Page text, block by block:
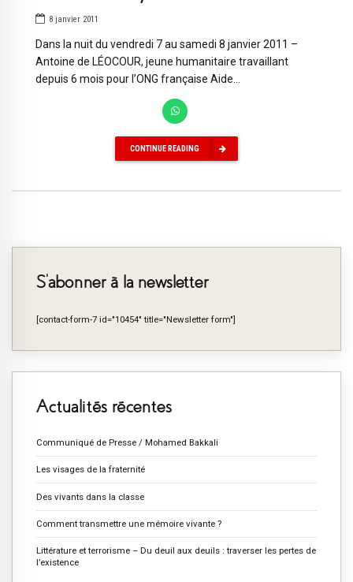
8 janvier 2011
Dans la nuit du vendredi 7 au samedi 8 janvier 2011 –
Antoine de LÉOCOUR, jeune humanitaire travaillant
depuis 6 mois pour l’ONG française Aide...
CONTINUE READING
S’abonner à la newsletter
[contact-form-7 id="10454" title="Newsletter form"]
Actualités récentes
Communiqué de Presse / Mohamed Bakkali
Les visages de la fraternité
Des vivants dans la classe
Comment transmettre une mémoire vivante ?
Littérature et terrorisme – Du deuil aux deuils : traverser les pertes de
l’existence